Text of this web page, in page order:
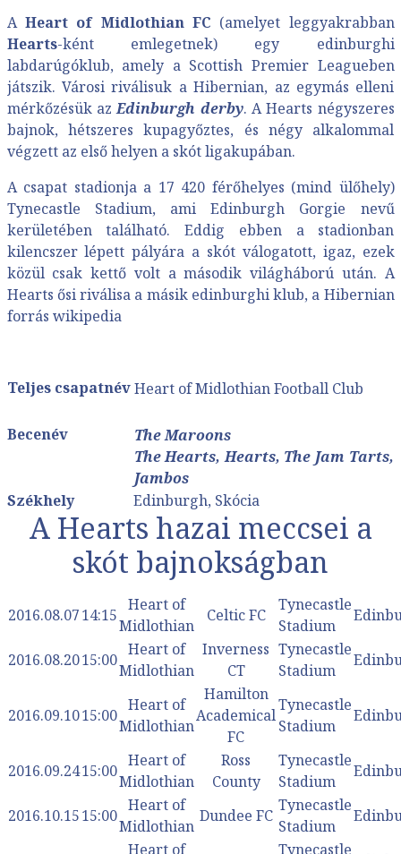
A Heart of Midlothian FC (amelyet leggyakrabban
Hearts-ként emlegetnek) egy edinburghi
labdarúgóklub, amely a Scottish Premier Leagueben
játszik. Városi riválisuk a Hibernian, az egymás elleni
mérkőzésük azEdinburgh derby. A Hearts négyszeres
bajnok, hétszeres kupagyőztes, és négy alkalommal
végzett az első helyen a skót ligakupában.
A csapat stadionja a 17 420 férőhelyes (mind ülőhely)
Tynecastle Stadium, ami Edinburgh Gorgie nevű
kerületében található. Eddig ebben a stadionban
kilencszer lépett pályára a skót válogatott, igaz, ezek
közül csak kettő volt a második világháború után. A
Hearts ősi riválisa a másik edinburghi klub, a Hibernian
forrás wikipedia
Teljes csapatnév Heart of Midlothian Football Club
Becenév
The Maroons
The Hearts, Hearts, The Jam Tarts,
Jambos
Székhely
Edinburgh, Skócia
A Hearts hazai meccsei a
skót bajnokságban
2016.08.0714:15
Heart of
Midlothian
Celtic FC
Tynecastle
Stadium
2016.08.2015:00
Heart of
Midlothian
Inverness
CT
Tynecastle
Stadium
2016.09.1015:00
Heart of
Midlothian
Hamilton
Academical
FC
Tynecastle
Stadium
2016.09.2415:00
Heart of
Midlothian
Ross
County
Tynecastle
Stadium
2016.10.1515:00
Heart of
Midlothian
Dundee FC
Tynecastle
Stadium
Heart of
Tynecastle